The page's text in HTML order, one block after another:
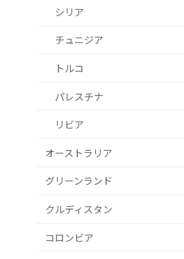
シリア
チュニジア
トルコ
パレスチナ
リビア
オーストラリア
グリーンランド
クルディスタン
コロンビア